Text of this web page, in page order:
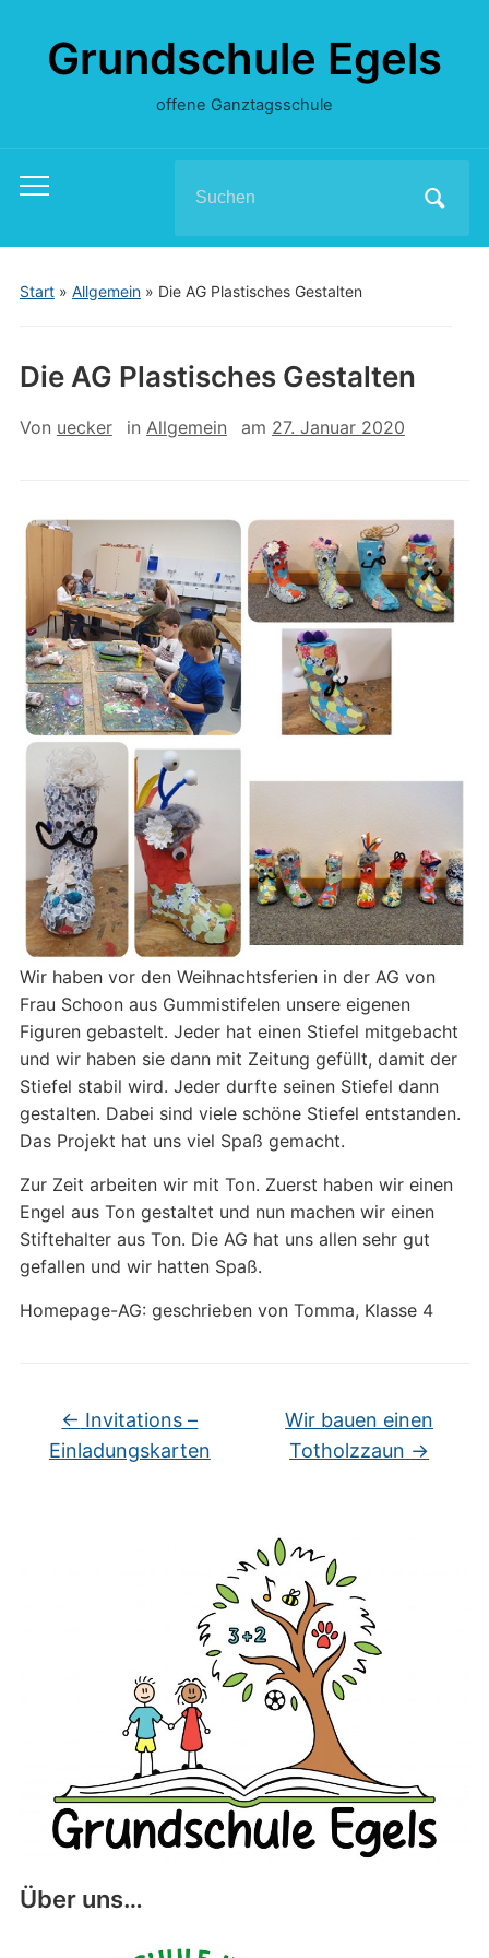
Grundschule Egels
offene Ganztagsschule
Toggle
menu
for:
Start» Allgemein» Die AG Plastisches Gestalten
Über uns…
Die AG Plastisches Gestalten
Von uecker in Allgemein am 27. Januar 2020
Wir haben vor den Weihnachtsferien in der AG von
Frau Schoon aus Gummistifelen unsere eigenen
Figuren gebastelt. Jeder hat einen Stiefel mitgebacht
und wir haben sie dann mit Zeitung gefüllt, damit der
Stiefel stabil wird. Jeder durfte seinen Stiefel dann
gestalten. Dabei sind viele schöne Stiefel entstanden.
Das Projekt hat uns viel Spaß gemacht.
Zur Zeit arbeiten wir mit Ton. Zuerst haben wir einen
Engel aus Ton gestaltet und nun machen wir einen
Stiftehalter aus Ton. Die AG hat uns allen sehr gut
gefallen und wir hatten Spaß.
Homepage-AG: geschrieben von Tomma, Klasse 4
← Invitations –
Einladungskarten
Wir bauen einen
Totholzzaun →